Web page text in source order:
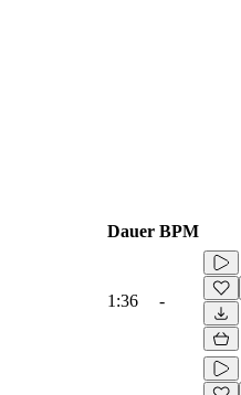
Dauer BPM
1:36 -